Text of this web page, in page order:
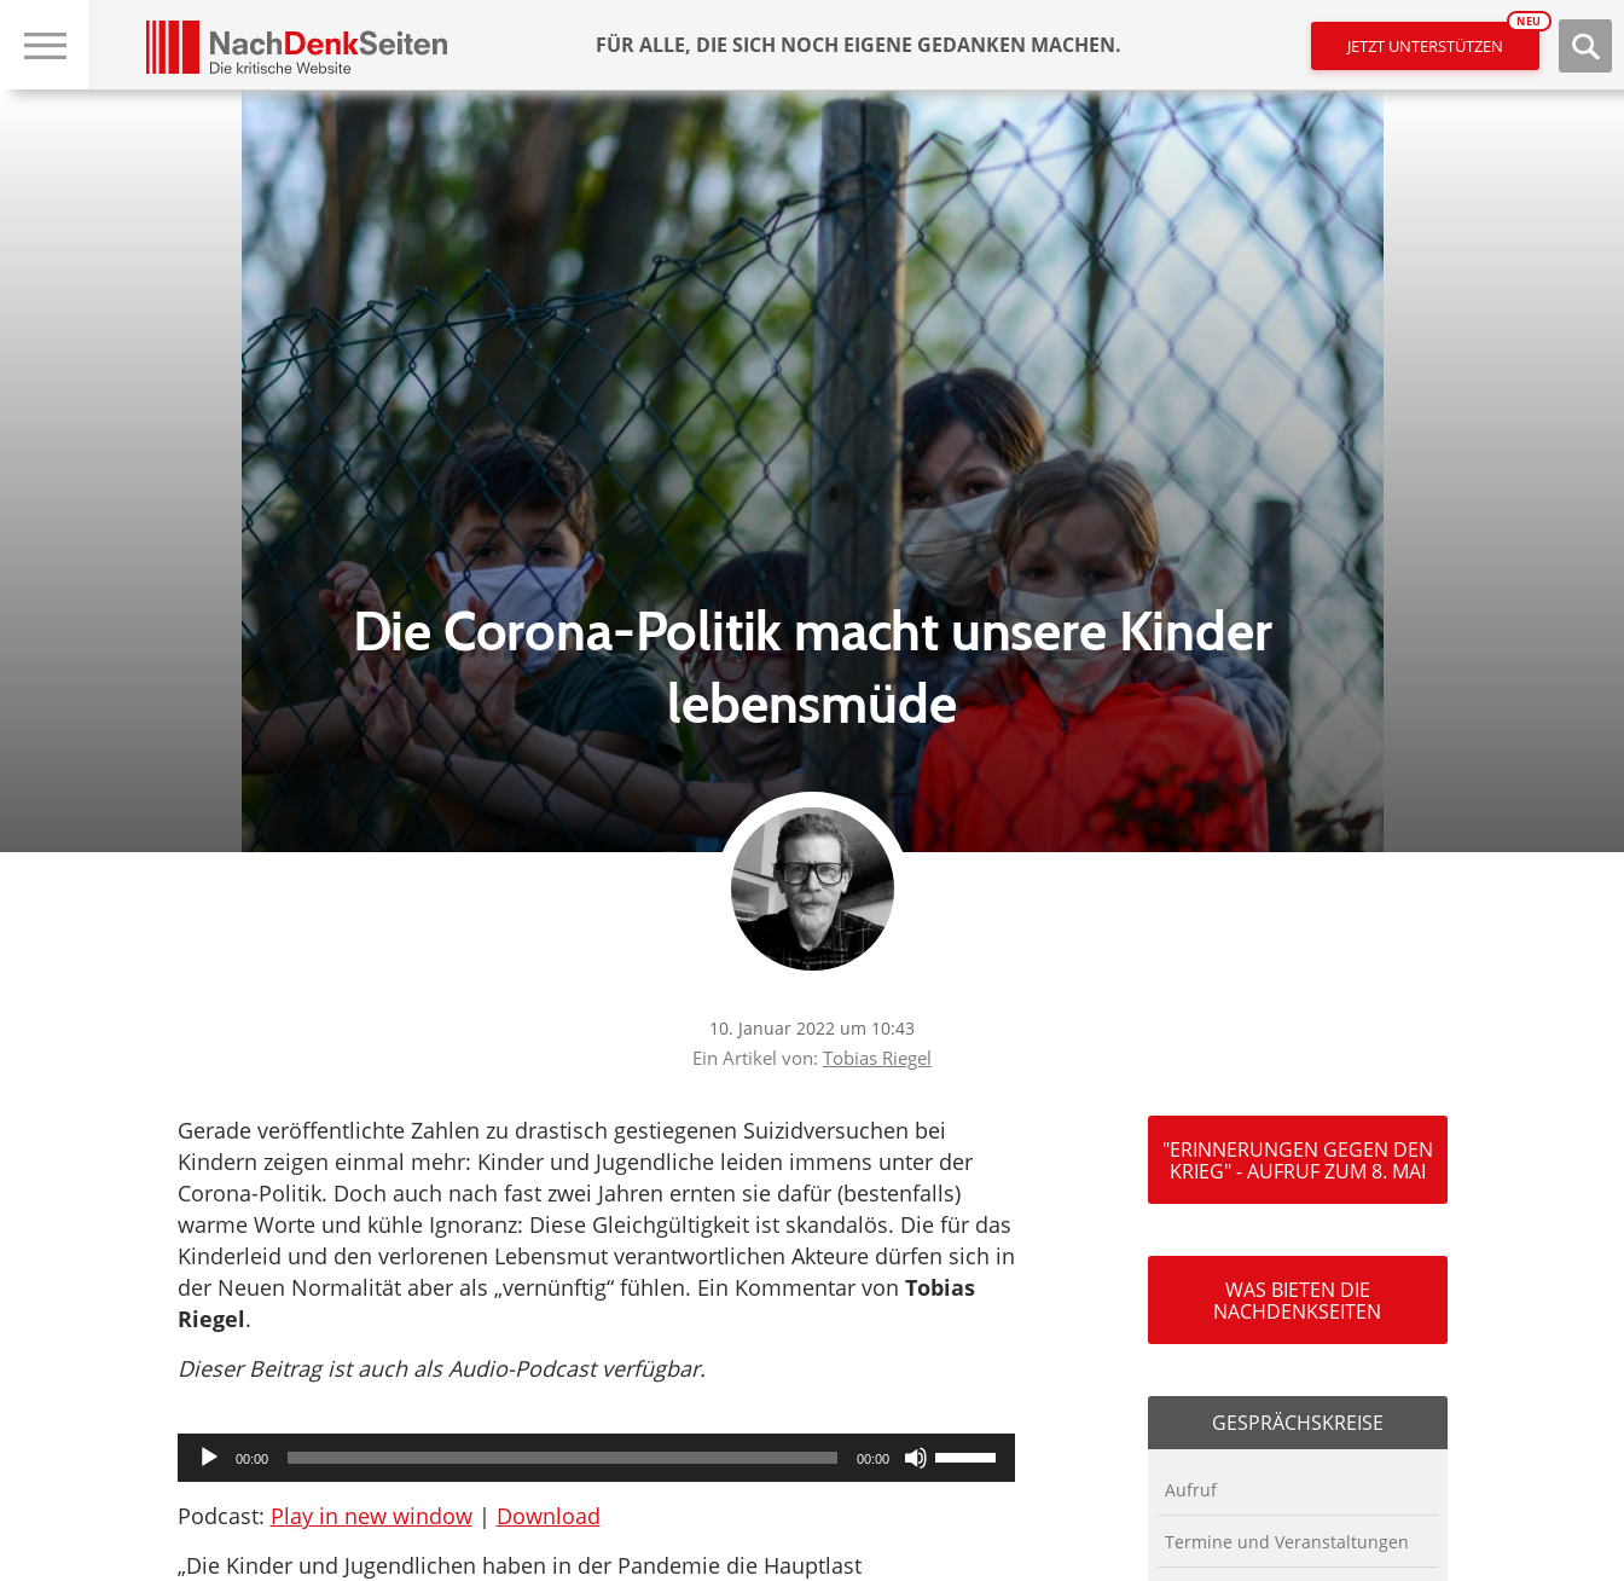
FÜR ALLE, DIE SICH NOCH EIGENE GEDANKEN MACHEN. JETZT UNTERSTÜTZEN
NEU
Die Corona-Politik macht unsere Kinder
lebensmüde
10. Januar 2022 um 10:43
Ein Artikel von: Tobias Riegel
Gerade veröffentlichte Zahlen zu drastisch gestiegenen Suizidversuchen bei
Kindern zeigen einmal mehr: Kinder und Jugendliche leiden immens unter der
Corona-Politik. Doch auch nach fast zwei Jahren ernten sie dafür (bestenfalls)
warme Worte und kühle Ignoranz: Diese Gleichgültigkeit ist skandalös. Die für das
Kinderleid und den verlorenen Lebensmut verantwortlichen Akteure dürfen sich in
der Neuen Normalität aber als „vernünftig“ fühlen. Ein Kommentar von Tobias
Riegel.
Dieser Beitrag ist auch als Audio-Podcast verfügbar.
Audio-
Player
00:00 00:00
Pfeiltasten
Hoch/Runter
Podcast: Play in new window| Download
„Die Kinder und Jugendlichen haben in der Pandemie die Hauptlast
"ERINNERUNGEN GEGEN DEN
KRIEG" - AUFRUF ZUM 8. MAI
WAS BIETEN DIE
NACHDENKSEITEN
GESPRÄCHSKREISE
Aufruf
Termine und Veranstaltungen